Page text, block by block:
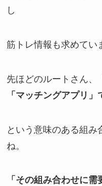
し
筋トレ情報も求めてい
先ほどのルートさん、
「マッチングアプリ」
という意味のある組み
ね。
「その組み合わせに需